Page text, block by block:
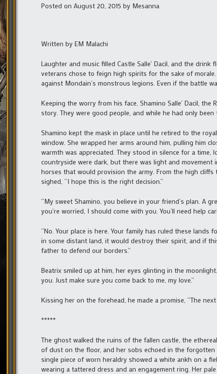
Posted on August 20, 2015 by Mesanna
Written by EM Malachi
Laughter and music filled Castle Salle’ Dacil, and the
veterans chose to feign high spirits for the sake of
against Mondain’s monstrous legions. Even if the battle
Keeping the worry from his face, Shamino Salle’ Dacil,
story. They were good people, and while he had only
Shamino kept the mask in place until he retired to the
window. She wrapped her arms around him, pulling him
warmth was appreciated. They stood in silence for a
countryside were dark, but there was light and
horses that would provision the army. From the high
sighed, “I hope this is the right decision.”
“My sweet Shamino, you believe in your friend’s plan. A
you’re worried, I should come with you. You’ll need help
“No. Your place is here. Your family has ruled these
in some distant land, it would destroy their spirit, and if
father to defend our borders.”
Beatrix smiled up at him, her eyes glinting in the
you. Just make sure you come back to me, my love.”
Kissing her on the forehead, he made a promise, “The
*****
The ghost walked the ruins of the fallen castle, the
of dust on the floor, and her sobs echoed in the
single piece of worn heraldry showed a white ankh on a
wearing a tattered dress and an engagement ring. Her